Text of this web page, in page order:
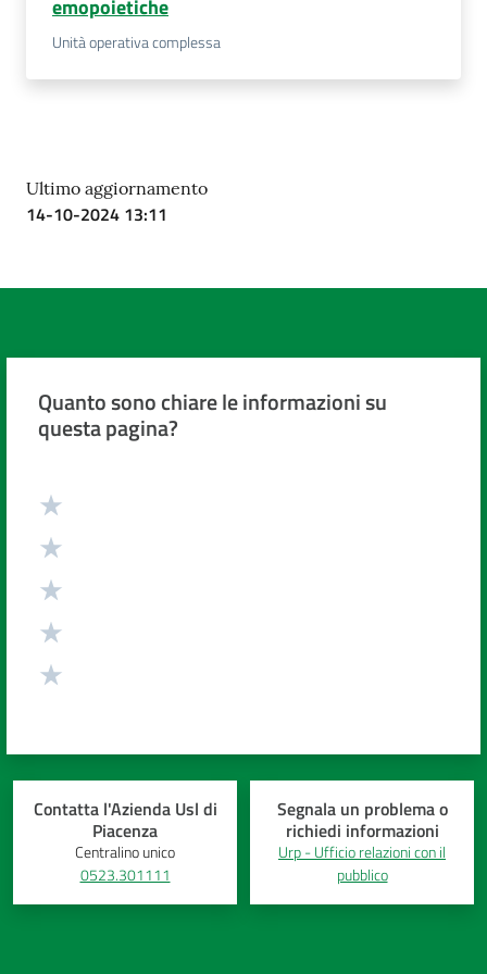
emopoietiche
Unità operativa complessa
Ultimo aggiornamento
14-10-2024 13:11
Quanto sono chiare le informazioni su
questa pagina?
Contatta l'Azienda Usl di
Piacenza
Centralino unico
0523.301111
Segnala un problema o
richiedi informazioni
Urp - Ufficio relazioni con il
pubblico